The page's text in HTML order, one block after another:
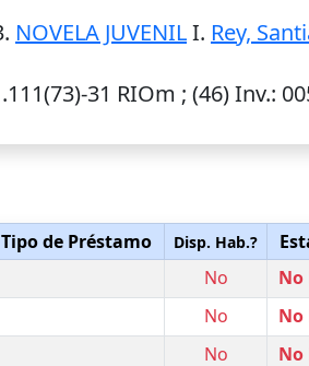
NOVELA JUVENILI. Rey,
31 RIOm ; (46)Inv.:
Tipo de Préstamo Disp. Hab.?
No No
No No
No No